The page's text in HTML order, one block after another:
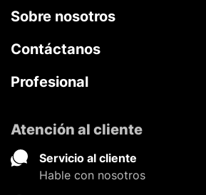
Sobre nosotros
Contáctanos
Profesional
Atención al cliente
Servicio al cliente
Hable con nosotros